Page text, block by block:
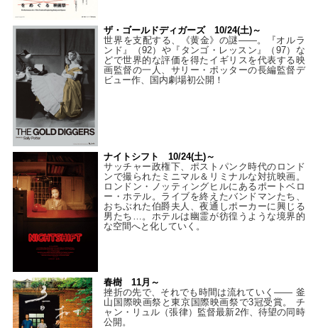
ザ・ゴールドディガーズ 10/24(土)～
世界を支配する、《黄金》の謎――。『オルラ
ンド』（92）や『タンゴ・レッスン』（97）な
どで世界的な評価を得たイギリスを代表する映
画監督の一人、サリー・ポッターの長編監督デ
ビュー作、国内劇場初公開！
ナイトシフト 10/24(土)～
サッチャー政権下、ポストパンク時代のロンド
ンで撮られたミニマル＆リミナルな対抗映画。
ロンドン・ノッティングヒルにあるポートベロ
ー・ホテル。ライブを終えたバンドマンたち、
おちぶれた伯爵夫人、夜通しポーカーに興じる
男たち…。ホテルは幽霊が彷徨うような境界的
な空間へと化していく。
春樹 11月～
挫折の先で、それでも時間は流れていく—— 釜
山国際映画祭と東京国際映画祭で3冠受賞。 チ
ャン・リュル（張律）監督最新2作、待望の同時
公開。